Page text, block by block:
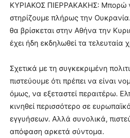
ΚΥΡΙΑΚΟΣ ΠΙΕΡΡΑΚΑΚΗΣ: Μπορώ
στηρίζουμε πλήρως την
θα βρίσκεται στην Αθήνα την
έχει ήδη εκδηλωθεί τα τελευταία
Σχετικά με τη συγκεκριμένη
πιστεύουμε ότι πρέπει να είναι
όμως, να εξεταστεί περαιτέρω.
κινηθεί περισσότερο σε
εγγυήσεων. Αλλά συνολικά,
απόφαση αρκετά σύντομα.